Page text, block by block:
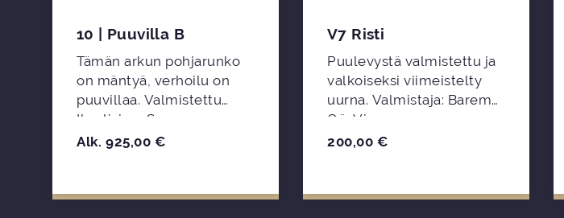
10 | Puuvilla B
Tämän arkun pohjarunko
on mäntyä, verhoilu on
puuvillaa. Valmistettu
Ikaalisissa Suomessa.
Alk. 925,00€
V7 Risti
Puulevystä valmistettu ja
valkoiseksi viimeistelty
uurna. Valmistaja: Barem
Oü, Viro.
200,00€